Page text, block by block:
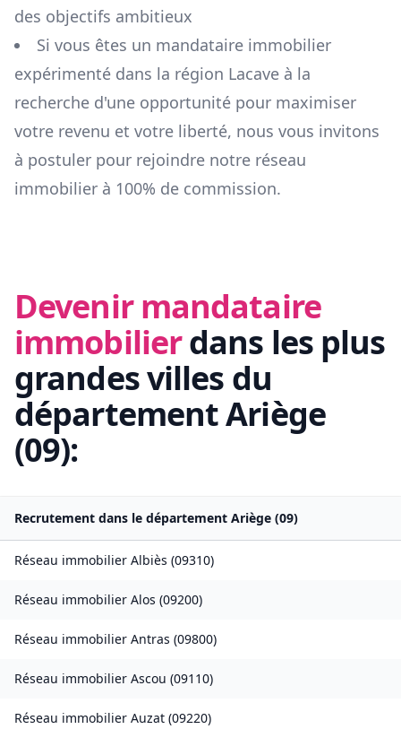
des objectifs ambitieux
Si vous êtes un mandataire immobilier
expérimenté dans la région Lacave à la
recherche d'une opportunité pour maximiser
votre revenu et votre liberté, nous vous invitons
à postuler pour rejoindre notre réseau
immobilier à 100% de commission.
Devenir mandataire
immobilierdans les plus
grandes villes du
départementAriège
(09):
Recrutement dans le département Ariège (09)
Réseau immobilier Albiès (09310)
Réseau immobilier Alos (09200)
Réseau immobilier Antras (09800)
Réseau immobilier Ascou (09110)
Réseau immobilier Auzat (09220)